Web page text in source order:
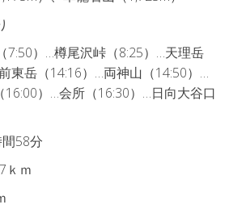
7:50）…樽尾沢峠（8:25）…天理岳
東岳（14:16）…両神山（14:50）…
）…会所（16:30）…日向大谷口
58分
ｋｍ